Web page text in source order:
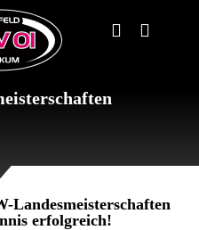
Landesmeisterschaften
erfolgreich!